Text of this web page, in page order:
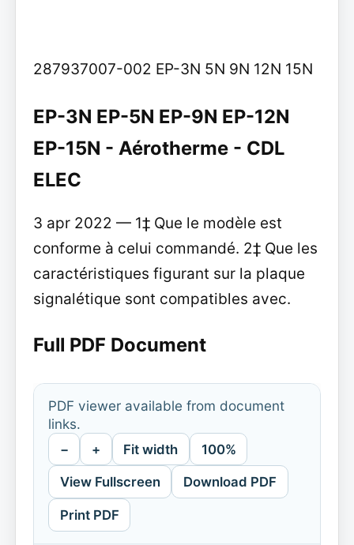
287937007-002 EP-3N 5N 9N 12N 15N
EP-3N EP-5N EP-9N EP-12N
EP-15N - Aérotherme - CDL
ELEC
3 apr 2022 — 1‡ Que le modèle est
conforme à celui commandé. 2‡ Que les
caractéristiques figurant sur la plaque
signalétique sont compatibles avec.
Full PDF Document
PDF viewer available from document
links.
− + Fit width 100%
View Fullscreen Download PDF
Print PDF